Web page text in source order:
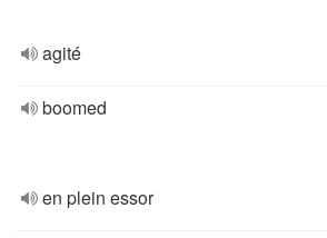
agité
boomed
en plein essor